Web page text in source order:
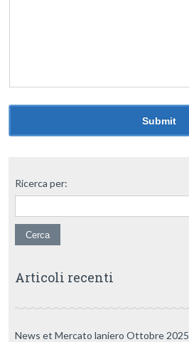
Ricerca per:
Articoli recenti
News et Mercato laniero Ottobre 2025